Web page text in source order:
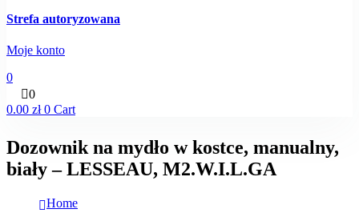
Strefa autoryzowana
Moje konto
0
0
0.00 zł 0 Cart
Dozownik na mydło w kostce, manualny,
biały – LESSEAU, M2.W.I.L.GA
Home